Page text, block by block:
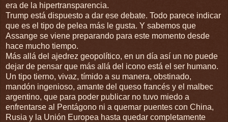
era de la hipertransparencia.
Trump está dispuesto a dar ese debate. Todo parece indicar
que es el tipo de pelea más le gusta. Y sabemos que
Assange se viene preparando para este momento desde
hace mucho tiempo.
Más allá del ajedrez geopolítico, en un día así un no puede
dejar de pensar que más allá del icono está el ser humano.
Un tipo tierno, vivaz, tímido a su manera, obstinado,
mandón ingenioso, amante del queso francés y el malbec
argentino, que para poder publicar no tuvo miedo a
enfrentarse al Pentágono ni a quemar puentes con China,
Rusia y la Unión Europea hasta quedar completamente